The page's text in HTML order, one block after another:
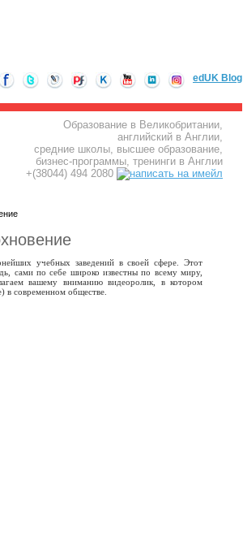
edUK Blog
Образование в Великобритании,
английский в Англии,
средние школы, высшее образование,
бизнес-программы, тренинги в Англии
+(38044) 494 2080
учебных заведений в своей сфере. Этот
сами по себе широко известны по всему миру,
вашему вниманию видеоролик, в котором
в современном обществе.